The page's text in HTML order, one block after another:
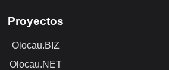
Proyectos
Olocau.BIZ
Olocau.NET